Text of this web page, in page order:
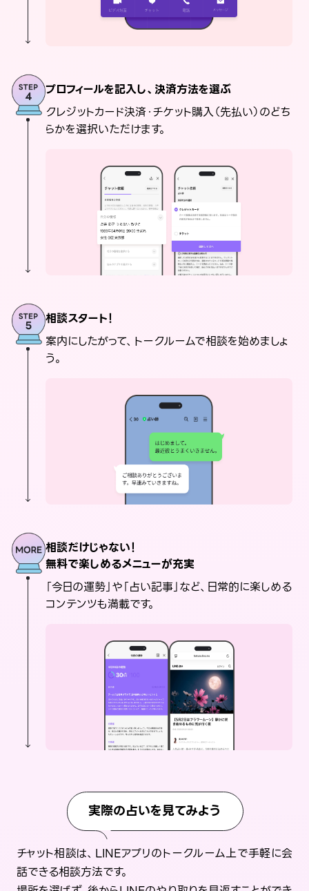
プロフィールを記入し、決済方法を選ぶ
クレジットカード決済・チケット購入（先払い）のどち
らかを選択いただけます。
相談スタート！
案内にしたがって、トークルームで相談を始めましょ
う。
相談だけじゃない！
無料で楽しめるメニューが充実
「今日の運勢」や「占い記事」など、日常的に楽しめる
コンテンツも満載です。
実際の占いを見てみよう
チャット相談は、LINEアプリのトークルーム上で手軽に会
話できる相談方法です。